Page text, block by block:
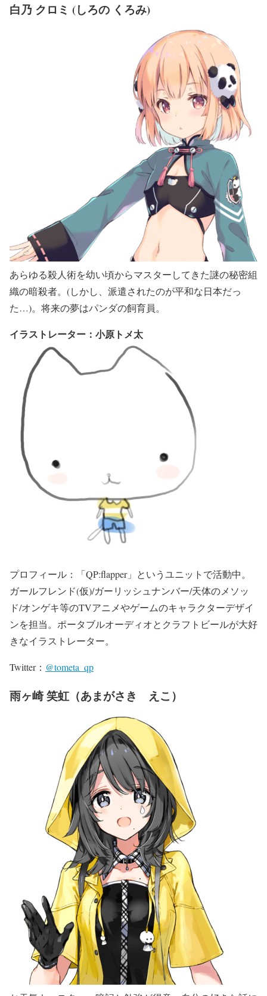
白乃 クロミ (しろの くろみ)
あらゆる殺人術を幼い頃からマスターしてきた謎の秘密組
織の暗殺者。(しかし、派遣されたのが平和な日本だっ
た…)。将来の夢はパンダの飼育員。
イラストレーター：小原トメ太
プロフィール：「QP:flapper」というユニットで活動中。
ガールフレンド(仮)/ガーリッシュナンバー/天体のメソッ
ド/オンゲキ等のTVアニメやゲームのキャラクターデザイ
ンを担当。ポータブルオーディオとクラフトビールが大好
きなイラストレーター。
Twitter： @tometa_qp
雨ヶ崎 笑虹（あまがさき えこ）